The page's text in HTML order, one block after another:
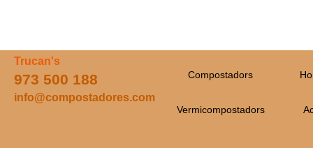
Trucan's
973 500 188
info@compostadores.com
Compostadors
Vermicompostadors